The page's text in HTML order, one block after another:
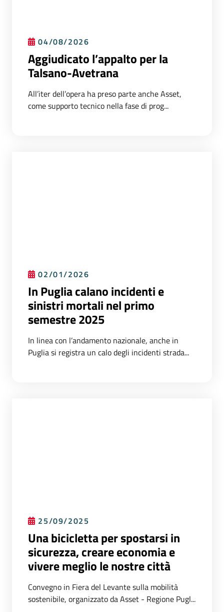
04/08/2026
Aggiudicato l’appalto per la
Talsano-Avetrana
All’iter dell’opera ha preso parte anche Asset,
come supporto tecnico nella fase di prog...
02/01/2026
In Puglia calano incidenti e
sinistri mortali nel primo
semestre 2025
In linea con l’andamento nazionale, anche in
Puglia si registra un calo degli incidenti strada...
25/09/2025
Una bicicletta per spostarsi in
sicurezza, creare economia e
vivere meglio le nostre città
Convegno in Fiera del Levante sulla mobilità
sostenibile, organizzato da Asset - Regione Pugl...